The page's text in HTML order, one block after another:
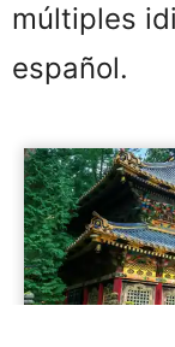
múltiples
español.